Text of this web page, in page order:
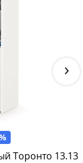
Торонто 13.13
›